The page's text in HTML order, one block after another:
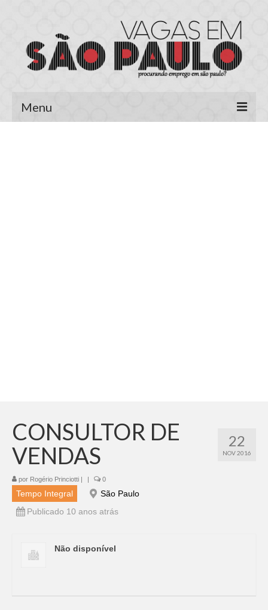
Menu
22
NOV 2016
CONSULTOR DE
VENDAS
por Rogério Princiotti | | 0
Tempo Integral
São Paulo
Publicado 10 anos atrás
Não disponível